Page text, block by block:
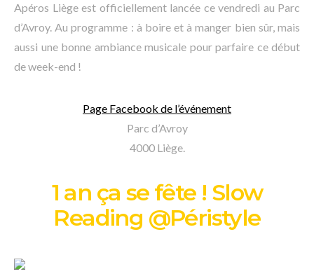
Apéros Liège est officiellement lancée ce vendredi au Parc
d’Avroy. Au programme : à boire et à manger bien sûr, mais
aussi une bonne ambiance musicale pour parfaire ce début
de week-end !
Page Facebook de l’événement
Parc d’Avroy
4000 Liège.
1 an ça se fête ! Slow
Reading @Péristyle